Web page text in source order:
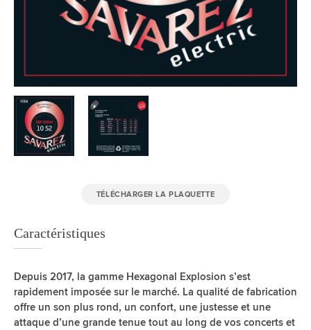
TÉLÉCHARGER LA PLAQUETTE
Caractéristiques
Depuis 2017, la gamme Hexagonal Explosion s’est
rapidement imposée sur le marché. La qualité de fabrication
offre un son plus rond, un confort, une justesse et une
attaque d’une grande tenue tout au long de vos concerts et